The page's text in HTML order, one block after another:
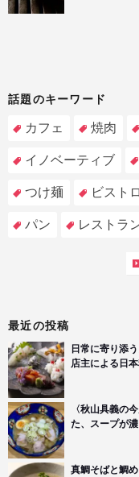
話題のキーワード
カフェ 焼肉
イノベーティブ
つけ麺 ビストロ
パン レストラ
最近の投稿
日常に寄り添
店主による日
〈秋山具義の
た、スープが
真鯛そばと鯛